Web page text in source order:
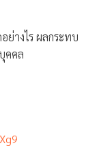
างไร ผลกระทบ
คคล